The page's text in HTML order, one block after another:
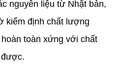
nguyên liệu từ Nhật bản,
kiểm định chất lượng
toàn xứng với chất